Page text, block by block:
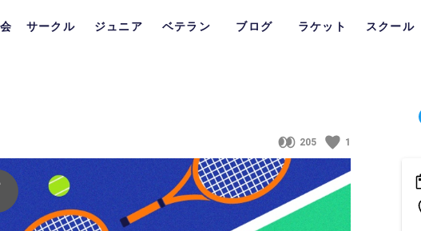
サークル ジュニア ベテラン ブログ ラケット スクール
205 1